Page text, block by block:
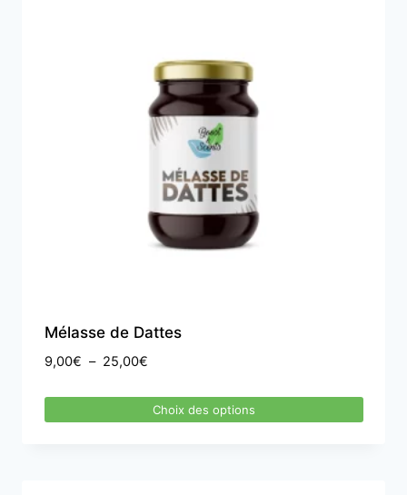
Mélasse de Dattes
9,00€ – 25,00€Plage
prix :
9,00€
Choix des options